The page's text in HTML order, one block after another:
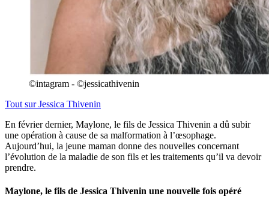
©intagram - ©jessicathivenin
Tout surJessica Thivenin
En février dernier, Maylone, le fils de Jessica Thivenin a dû subir
une opération à cause de sa malformation à l’œsophage.
Aujourd’hui, la jeune maman donne des nouvelles concernant
l’évolution de la maladie de son fils et les traitements qu’il va devoir
prendre.
Maylone, le fils de Jessica Thivenin une nouvelle fois opéré